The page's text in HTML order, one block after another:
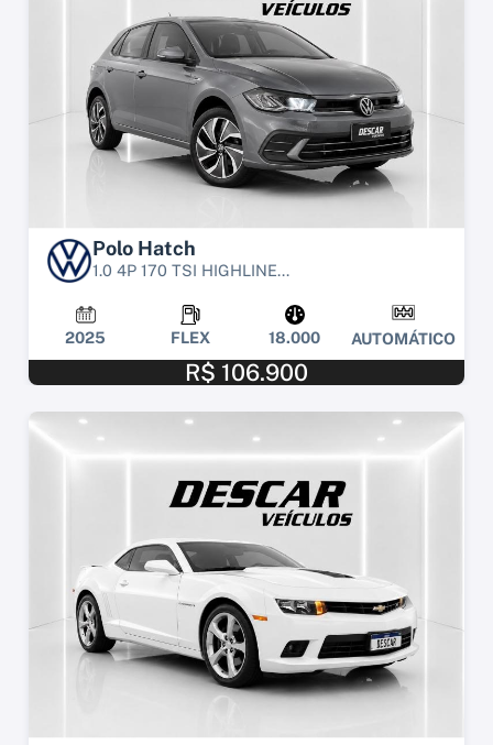
Polo Hatch
1.0 4P 170 TSI HIGHLINE...
2025 FLEX 18.000 AUTOMÁTICO
R$ 106.900